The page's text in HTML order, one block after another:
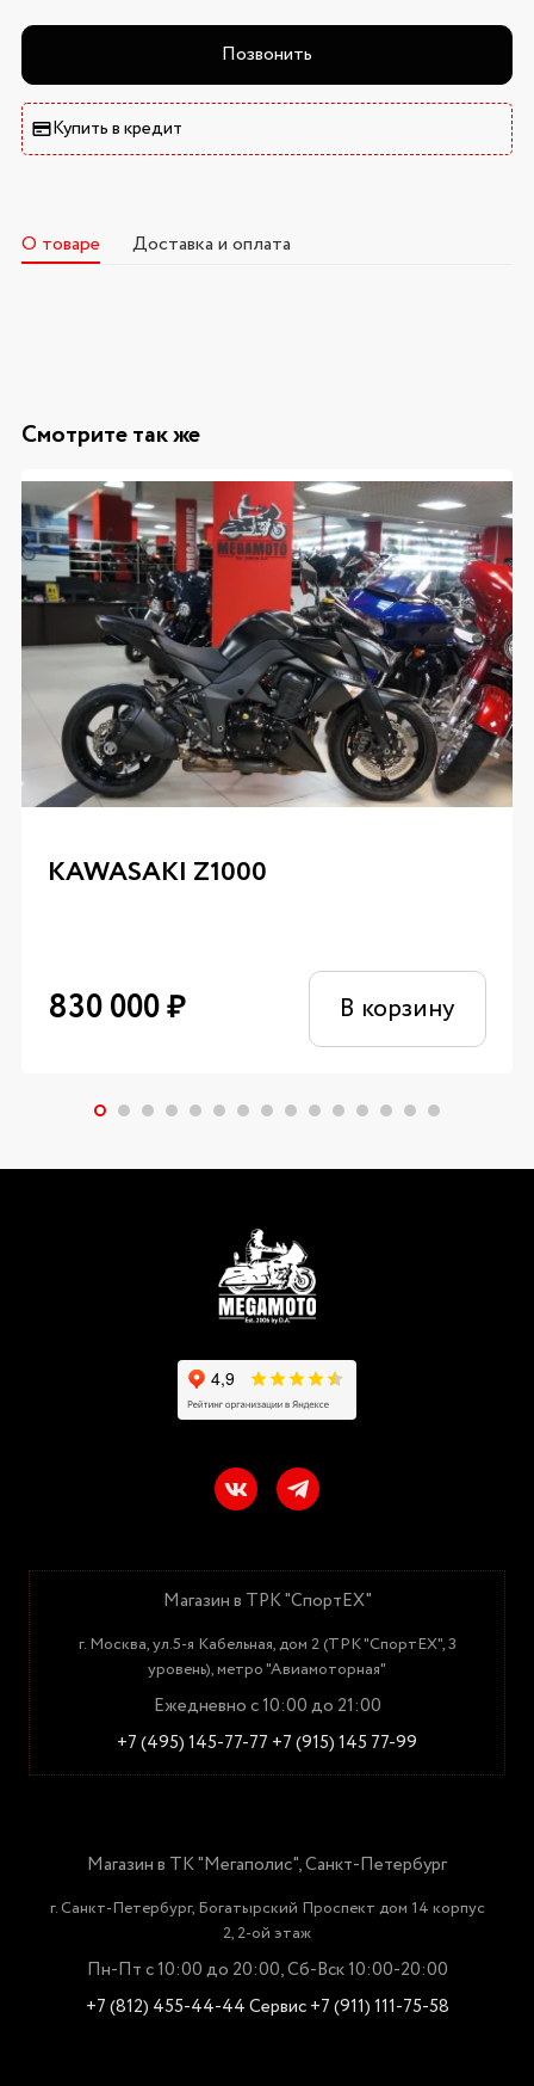
Позвонить
Купить в кредит
О товаре Доставка и оплата
Смотрите так же
KAWASAKI Z1000
830 000₽ В корзину
Магазин в ТРК "СпортЕХ"
г. Москва, ул.5-я Кабельная, дом 2 (ТРК "СпортЕХ", 3
уровень), метро "Авиамоторная"
Ежедневно с 10:00 до 21:00
+7 (495) 145-77-77 +7 (915) 145 77-99
Магазин в ТК "Мегаполис", Санкт-Петербург
г. Санкт-Петербург, Богатырский Проспект дом 14 корпус
2, 2-ой этаж
Пн-Пт с 10:00 до 20:00, Сб-Вск 10:00-20:00
+7 (812) 455-44-44Сервис +7 (911) 111-75-58